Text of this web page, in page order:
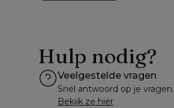
Hulp nodig?
Veelgestelde vragen
Snel antwoord op je vragen.
Bekijk ze hier